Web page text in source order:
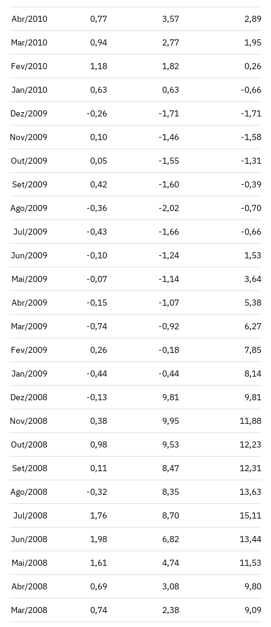
Abr/2010 0,77 3,57 2,89
Mar/2010 0,94 2,77 1,95
Fev/2010 1,18 1,82 0,26
Jan/2010 0,63 0,63 -0,66
Dez/2009 -0,26 -1,71 -1,71
Nov/2009 0,10 -1,46 -1,58
Out/2009 0,05 -1,55 -1,31
Set/2009 0,42 -1,60 -0,39
Ago/2009 -0,36 -2,02 -0,70
Jul/2009 -0,43 -1,66 -0,66
Jun/2009 -0,10 -1,24 1,53
Mai/2009 -0,07 -1,14 3,64
Abr/2009 -0,15 -1,07 5,38
Mar/2009 -0,74 -0,92 6,27
Fev/2009 0,26 -0,18 7,85
Jan/2009 -0,44 -0,44 8,14
Dez/2008 -0,13 9,81 9,81
Nov/2008 0,38 9,95 11,88
Out/2008 0,98 9,53 12,23
Set/2008 0,11 8,47 12,31
Ago/2008 -0,32 8,35 13,63
Jul/2008 1,76 8,70 15,11
Jun/2008 1,98 6,82 13,44
Mai/2008 1,61 4,74 11,53
Abr/2008 0,69 3,08 9,80
Mar/2008 0,74 2,38 9,09